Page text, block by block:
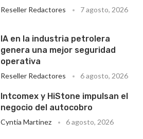
Reseller Redactores 7 agosto, 2026
IA en la industria petrolera
genera una mejor seguridad
operativa
Reseller Redactores 6 agosto, 2026
Intcomex y HiStone impulsan el
negocio del autocobro
Cyntia Martinez 6 agosto, 2026